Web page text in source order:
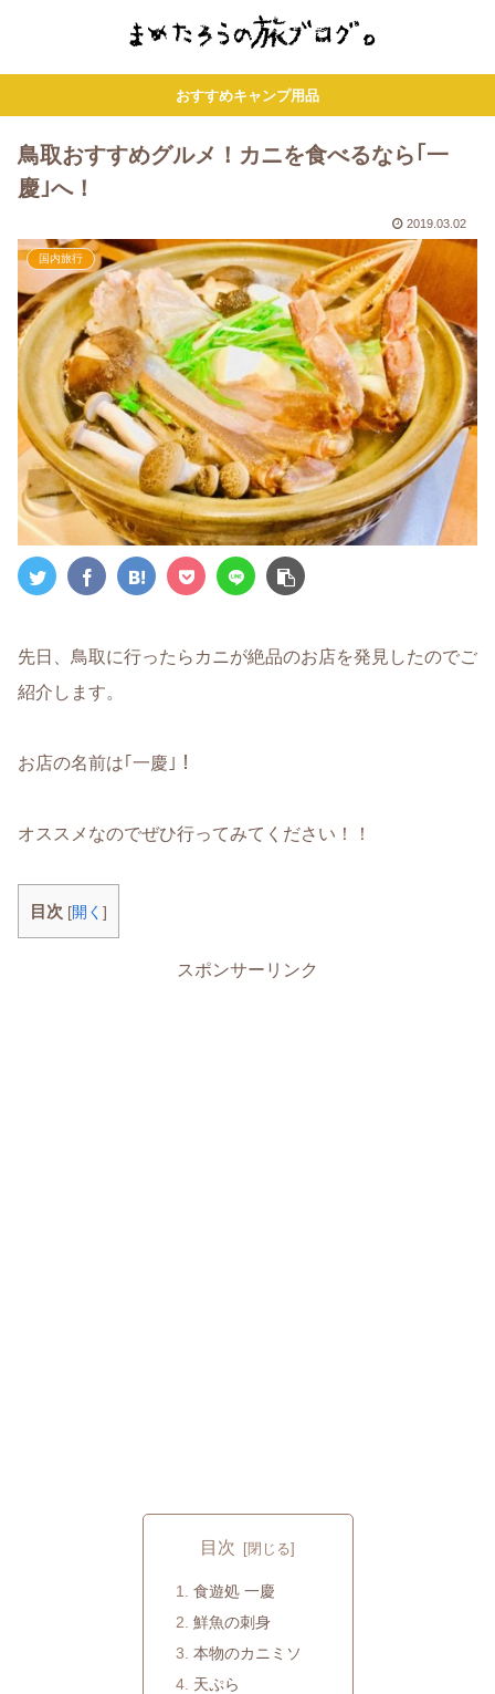
おすすめキャンプ用品
鳥取おすすめグルメ！カニを食べるなら｢一
慶｣へ！
2019.03.02
国内旅行
先日、鳥取に行ったらカニが絶品のお店を発見したのでご
紹介します。
お店の名前は｢一慶｣！
オススメなのでぜひ行ってみてください！！
目次 [開く ]
スポンサーリンク
目次
食遊処 一慶
鮮魚の刺身
本物のカニミソ
天ぷら